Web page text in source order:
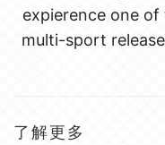
expierence one
multi-sport
了解更多